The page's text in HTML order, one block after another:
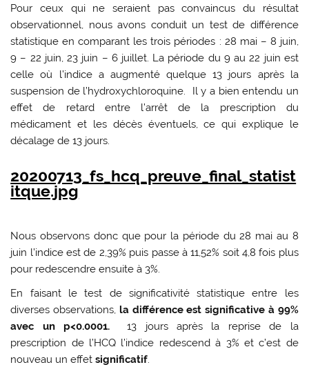
Pour ceux qui ne seraient pas convaincus du résultat
observationnel, nous avons conduit un test de différence
statistique en comparant les trois périodes : 28 mai – 8 juin,
9 – 22 juin, 23 juin – 6 juillet. La période du 9 au 22 juin est
celle où l’indice a augmenté quelque 13 jours après la
suspension de l’hydroxychloroquine. Il y a bien entendu un
effet de retard entre l’arrêt de la prescription du
médicament et les décès éventuels, ce qui explique le
décalage de 13 jours.
20200713_fs_hcq_preuve_final_statist
itque.jpg
Nous observons donc que pour la période du 28 mai au 8
juin l’indice est de 2,39% puis passe à 11,52% soit 4,8 fois plus
pour redescendre ensuite à 3%.
En faisant le test de significativité statistique entre les
diverses observations, la différence est significative à 99%
avec un p<0.0001.13 jours après la reprise de la
prescription de l’HCQ l’indice redescend à 3% et c’est de
nouveau un effetsignificatif.